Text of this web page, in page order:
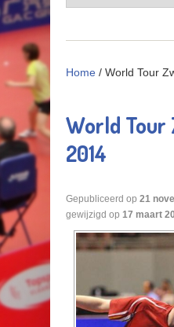
Home / World Tour
World Tour
2014
Gepubliceerd op 21
gewijzigd op 17 maart